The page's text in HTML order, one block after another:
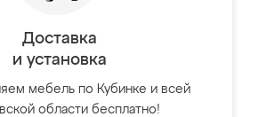
Доставка
и установка
мебель по Кубинке и всей
области бесплатно!